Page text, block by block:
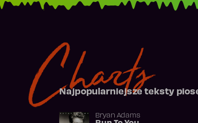
Charts
Najpopularniejsze teksty
Bryan Adams